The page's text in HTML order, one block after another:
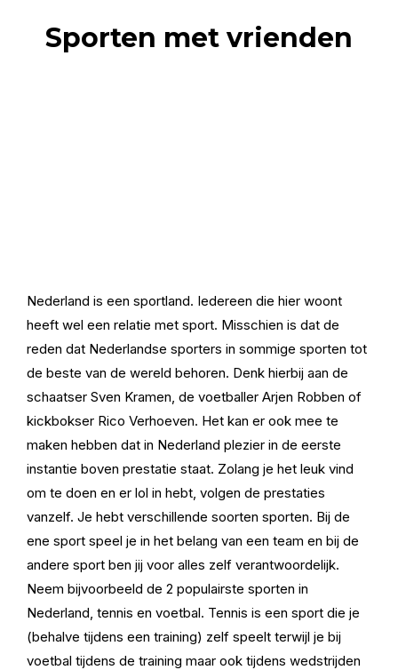
Sporten met vrienden
Nederland is een sportland. Iedereen die hier woont
heeft wel een relatie met sport. Misschien is dat de
reden dat Nederlandse sporters in sommige sporten tot
de beste van de wereld behoren. Denk hierbij aan de
schaatser Sven Kramen, de voetballer Arjen Robben of
kickbokser Rico Verhoeven. Het kan er ook mee te
maken hebben dat in Nederland plezier in de eerste
instantie boven prestatie staat. Zolang je het leuk vind
om te doen en er lol in hebt, volgen de prestaties
vanzelf. Je hebt verschillende soorten sporten. Bij de
ene sport speel je in het belang van een team en bij de
andere sport ben jij voor alles zelf verantwoordelijk.
Neem bijvoorbeeld de 2 populairste sporten in
Nederland, tennis en voetbal. Tennis is een sport die je
(behalve tijdens een training) zelf speelt terwijl je bij
voetbal tijdens de training maar ook tijdens wedstrijden